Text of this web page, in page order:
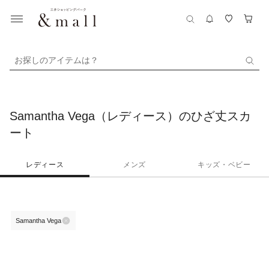
お探しのアイテムは？
Samantha Vega（レディース）のひざ丈スカ
ート
レディース メンズ キッズ・ベビー
Samantha Vega